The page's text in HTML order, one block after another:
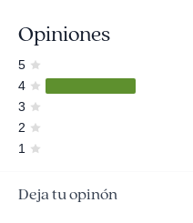
Opiniones
5
4
3
2
1
Deja tu opinón